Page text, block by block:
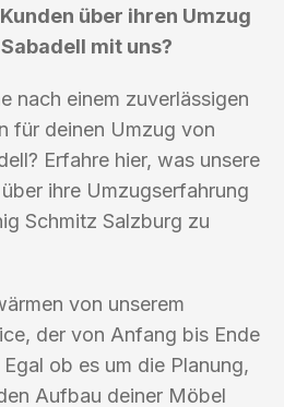
über ihren Umzug
mit uns?
nach einem zuverlässigen
für deinen Umzug von
Erfahre hier, was unsere
ihre Umzugserfahrung
Schmitz Salzburg zu
von unserem
der von Anfang bis Ende
ob es um die Planung,
Aufbau deiner Möbel